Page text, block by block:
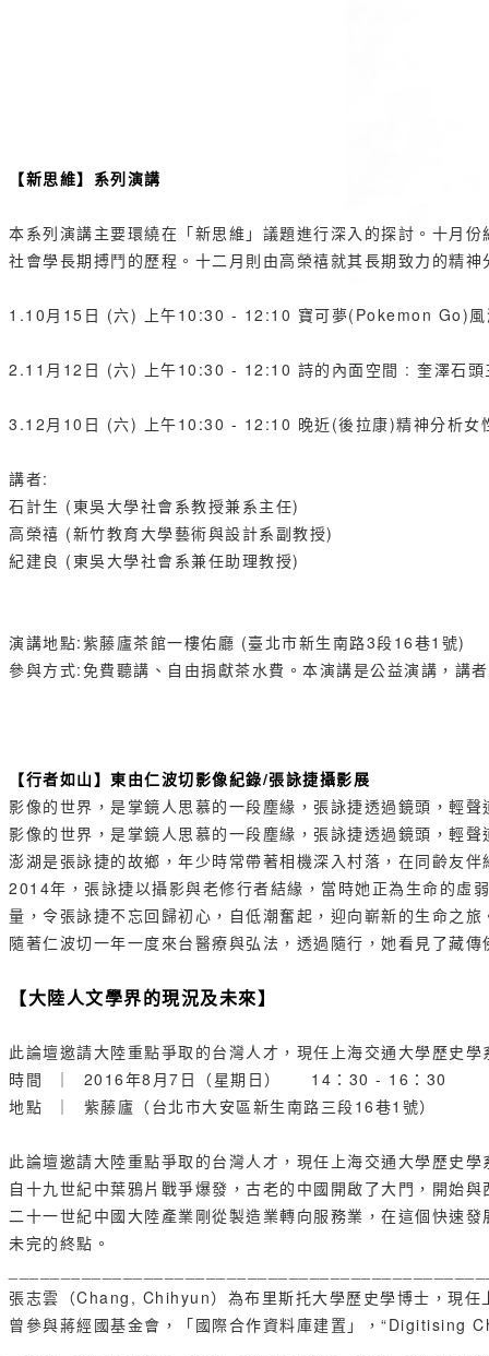
【新思維】系列演講
本系列演講主要環繞在「新思維」議題進行深入的探討。十月
社會學長期搏鬥的歷程。十二月則由高榮禧就其長期致力的精
1.10月15日 (六) 上午10:30 - 12:10 寶可夢(Pokemon Go)風
2.11月12日 (六) 上午10:30 - 12:10 詩的內面空間 : 奎澤石頭
3.12月10日 (六) 上午10:30 - 12:10 晚近(後拉康)精神分析女
講者:
石計生 (東吳大學社會系教授兼系主任)
高榮禧 (新竹教育大學藝術與設計系副教授)
紀建良 (東吳大學社會系兼任助理教授)
演講地點:紫藤廬茶館一樓佑廳 (臺北市新生南路3段16巷1號)
參與方式:免費聽講、自由捐獻茶水費。本演講是公益演講，
【行者如山】東由仁波切影像紀錄/張詠捷攝影展
影像的世界，是掌鏡人思慕的一段塵緣，張詠捷透過鏡頭，輕
影像的世界，是掌鏡人思慕的一段塵緣，張詠捷透過鏡頭，輕
澎湖是張詠捷的故鄉，年少時常帶著相機深入村落，在同齡友
2014年，張詠捷以攝影與老修行者結緣，當時她正為生命的虛
量，令張詠捷不忘回歸初心，自低潮奮起，迎向嶄新的生命之旅
隨著仁波切一年一度來台醫療與弘法，透過隨行，她看見了藏
【大陸人文學界的現況及未來】
此論壇邀請大陸重點爭取的台灣人才，現任上海交通大學歷史
時間 ｜ 2016年8月7日（星期日） 14：30 - 16：30
地點 ｜ 紫藤廬（台北市大安區新生南路三段16巷1號）
此論壇邀請大陸重點爭取的台灣人才，現任上海交通大學歷史
自十九世紀中葉鴉片戰爭爆發，古老的中國開啟了大門，開始
二十一世紀中國大陸產業剛從製造業轉向服務業，在這個快速
未完的終點。
張志雲（Chang, Chihyun）為布里斯托大學歷史學博士，現任
曾參與蔣經國基金會，「國際合作資料庫建置」，